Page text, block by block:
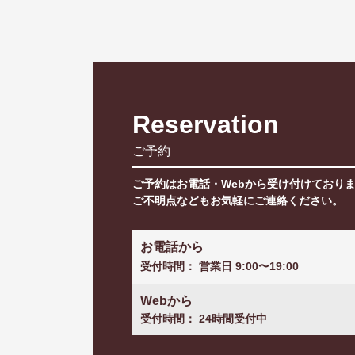
Reservation
ご予約
ご予約はお電話・Webから受け付けており
ご不明点などもお気軽にご連絡ください。
お電話から
受付時間： 営業日 9:00〜19:00
Webから
受付時間： 24時間受付中